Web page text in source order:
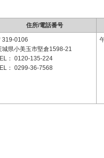
住所/電話番号
319-0106
城県小美玉市堅倉1598-21
： 0120-135-224
： 0299-36-7568